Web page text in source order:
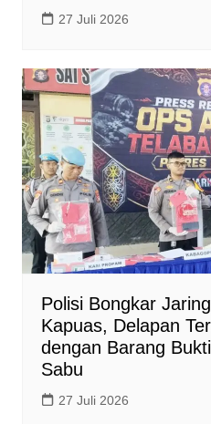
27 Juli 2026
Polisi Bongkar
Kapuas, Delapan
dengan Barang
Sabu
27 Juli 2026